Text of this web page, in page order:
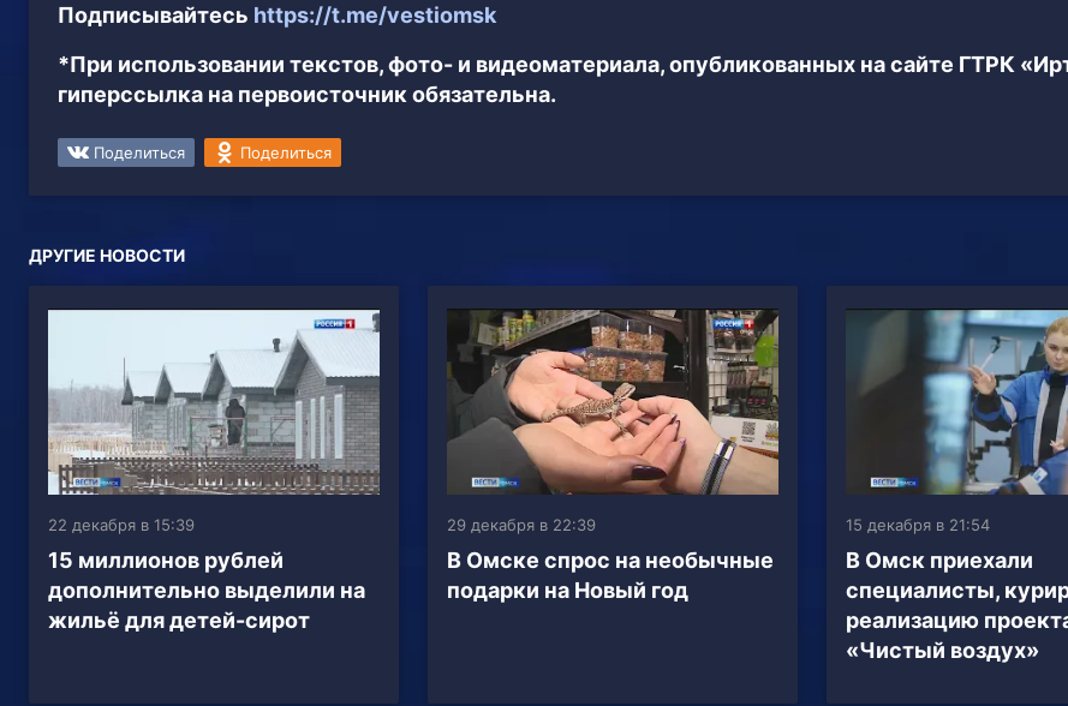
Подписывайтесь https://t.me/vestiomsk
*При использовании текстов, фото- и видеоматериала, опубликованных на сайте ГТРК
гиперссылка на первоисточник обязательна.
Поделиться Поделиться
ДРУГИЕ НОВОСТИ
22 декабря в 15:39
15 миллионов рублей
дополнительно выделили на
жильё для детей-сирот
29 декабря в 22:39
В Омске спрос на необычные
подарки на Новый год
15 декабря в 21:54
В Омск приехали
специалисты,
реализацию
«Чистый воздух»